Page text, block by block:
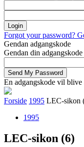
Forgot your password?
Gendan adgangskode
Gendan din adgangskode
En adgangskode vil
Forside 1995 LEC-sikon
1995
LEC-sikon (6)